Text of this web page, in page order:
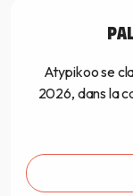
Atypikoo se
2026, dans la